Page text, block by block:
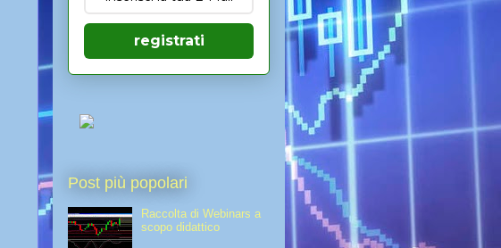
registrati
Post più popolari
Raccolta di Webinars a
scopo didattico